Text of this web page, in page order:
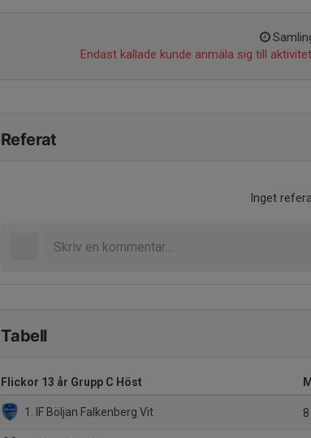
Endast kallade kunde anmäla sig till
Referat
Inget
Tabell
Flickor 13 år Grupp C Höst M
1. IF Böljan Falkenberg Vit 8